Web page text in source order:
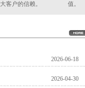
客户的信赖。
值。
2026-06-18
2026-04-30